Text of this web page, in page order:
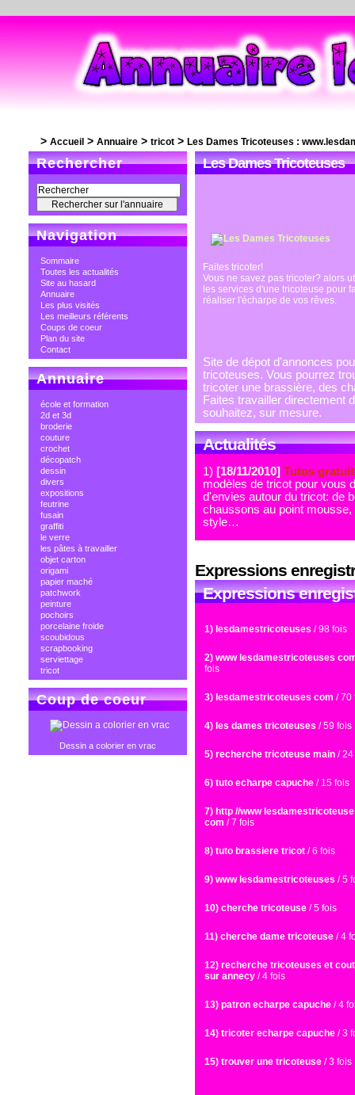
> Accueil > Annuaire > tricot > Les Dames Tricoteuses :
Rechercher
Navigation
Sommaire
Toutes les actualités
Site au hasard
Annuaire
Les plus visités
Les meilleurs référents
Coups de coeur
Plan du site
Contact
Annuaire
école et formation
2d et 3d
broderie
couture
crochet
décopatch
dessin
divers
expositions
feutrine
fusain
graffiti
le verre
les pâtes à travailler
objet carton
origami
papier maché
patchwork
peinture
pochoirs
porcelaine froide
scoubidous
scrapbooking
serviettage
tricot
Coup de coeur
Dessin a colorier en vrac
Les Dames Tricoteuses
Faites tricoter!
Vous ne savez pas tricoter? alors
les services d'une tricoteuse pour
réaliser l'écharpe de vos rêves.
Site de dépot d'annonces
tricoteuses. Vous pourrez
tricoter une brassière, des
Faites travailler directement
souhaitez, sur mesure.
Actualités
1) [18/11/2010] Tutos
modèles de tricot pour vous
d'envies autour du tricot: de
chaussons au point
style…
Expressions
Expressions
1) lesdamestricoteuses / 98 fois
2) www lesdamestricoteuses
fois
3) lesdamestricoteuses com / 70
4) les dames tricoteuses / 59 fois
5) recherche tricoteuse main /
6) tuto echarpe capuche / 15 fois
7) http //www
com / 7 fois
8) tuto brassiere tricot / 6 fois
9) www lesdamestricoteuses / 5
10) cherche tricoteuse / 5 fois
11) cherche dame tricoteuse / 4
12) recherche tricoteuses et
sur annecy / 4 fois
13) patron echarpe capuche / 4
14) tricoter echarpe capuche / 3
15) trouver une tricoteuse / 3 fois